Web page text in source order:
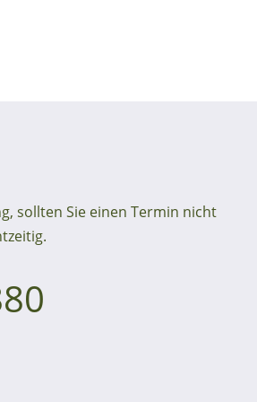
sollten Sie einen Termin nicht